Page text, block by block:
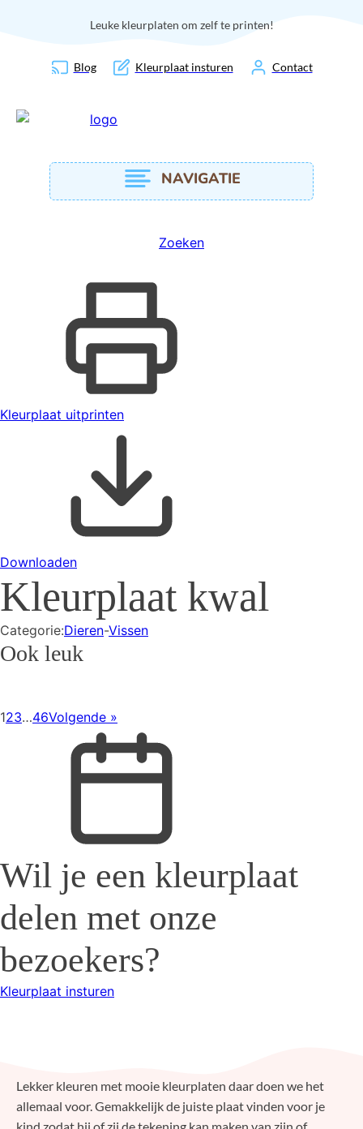
Leuke kleurplaten om zelf te printen!
Blog Kleurplaat insturen Contact
NAVIGATIE
Zoeken
Kleurplaat uitprinten
Downloaden
Kleurplaat kwal
Categorie:Dieren-Vissen
Ook leuk
123…46Volgende »
Wil je een kleurplaat
delen met onze
bezoekers?
Kleurplaat insturen
Lekker kleuren met mooie kleurplaten daar doen we het
allemaal voor. Gemakkelijk de juiste plaat vinden voor je